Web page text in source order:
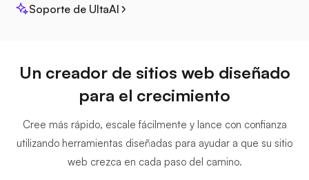
Soporte de UltaAI
Un creador de sitios web diseñado
para el crecimiento
Cree más rápido, escale fácilmente y lance con confianza
utilizando herramientas diseñadas para ayudar a que su sitio
web crezca en cada paso del camino.